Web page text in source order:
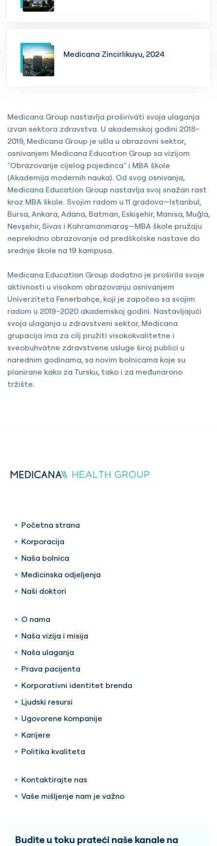
Medicana Zincirlikuyu, 2024
Medicana Group nastavlja proširivati svoja ulaganja
izvan sektora zdravstva. U akademskoj godini 2018-
2019, Medicana Group je ušla u obrazovni sektor,
osnivanjem Medicana Education Group sa vizijom
"Obrazovanje cijelog pojedinca" i MBA škole
(Akademija modernih nauka). Od svog osnivanja,
Medicana Education Group nastavlja svoj snažan rast
kroz MBA škole. Svojim radom u 11 gradova—Istanbul,
Bursa, Ankara, Adana, Batman, Eskişehir, Manisa, Muğla,
Nevşehir, Sivas i Kahramanmaraş—MBA škole pružaju
neprekidno obrazovanje od predškolske nastave do
srednje škole na 19 kampusa.
Medicana Education Group dodatno je proširila svoje
aktivnosti u visokom obrazovanju osnivanjem
Univerziteta Fenerbahçe, koji je započeo sa svojim
radom u 2019-2020 akademskoj godini. Nastavljajući
svoja ulaganja u zdravstveni sektor, Medicana
grupacija ima za cilj pružiti visokokvalitetne i
sveobuhvatne zdravstvene usluge široj publici u
narednim godinama, sa novim bolnicama koje su
planirane kako za Tursku, tako i za međunarono
tržište.
Početna strana
Korporacija
Naša bolnica
Medicinska odjeljenja
Naši doktori
O nama
Naša vizija i misija
Naša ulaganja
Prava pacijenta
Korporativni identitet brenda
Ljudski resursi
Ugovorene kompanije
Karijere
Politika kvaliteta
Kontaktirajte nas
Vaše mišljenje nam je važno
Budite u toku prateći naše kanale na